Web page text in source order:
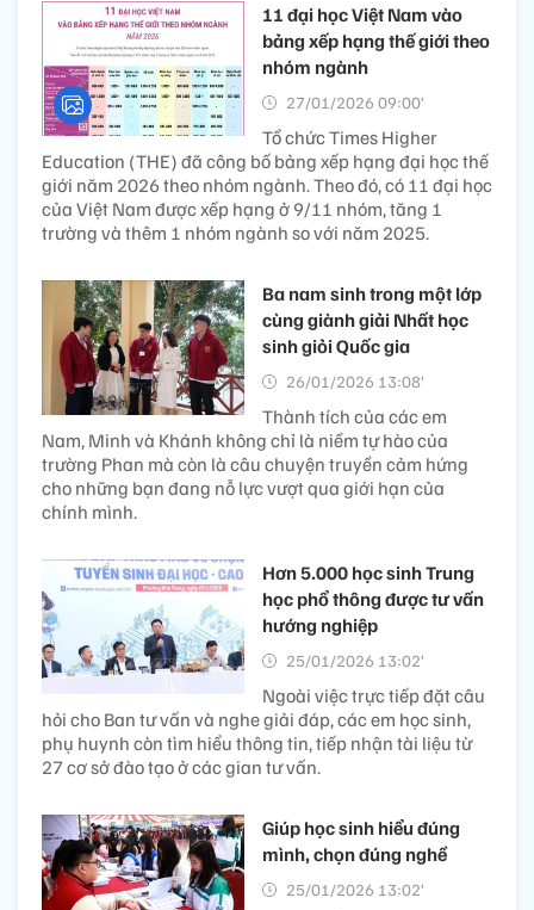
11 đại học Việt Nam vào
bảng xếp hạng thế giới theo
nhóm ngành
27/01/2026 09:00’
Tổ chức Times Higher
Education (THE) đã công bố bảng xếp hạng đại học thế
giới năm 2026 theo nhóm ngành. Theo đó, có 11 đại học
của Việt Nam được xếp hạng ở 9/11 nhóm, tăng 1
trường và thêm 1 nhóm ngành so với năm 2025.
Ba nam sinh trong một lớp
cùng giành giải Nhất học
sinh giỏi Quốc gia
26/01/2026 13:08’
Thành tích của các em
Nam, Minh và Khánh không chỉ là niềm tự hào của
trường Phan mà còn là câu chuyện truyền cảm hứng
cho những bạn đang nỗ lực vượt qua giới hạn của
chính mình.
Hơn 5.000 học sinh Trung
học phổ thông được tư vấn
hướng nghiệp
25/01/2026 13:02’
Ngoài việc trực tiếp đặt câu
hỏi cho Ban tư vấn và nghe giải đáp, các em học sinh,
phụ huynh còn tìm hiểu thông tin, tiếp nhận tài liệu từ
27 cơ sở đào tạo ở các gian tư vấn.
Giúp học sinh hiểu đúng
mình, chọn đúng nghề
25/01/2026 13:02’